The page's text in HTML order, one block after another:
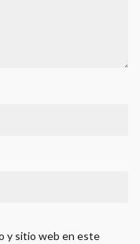
y sitio web en este